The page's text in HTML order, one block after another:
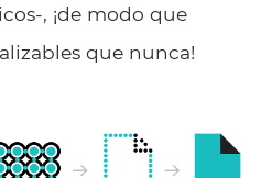
, ¡de modo que
que nunca!